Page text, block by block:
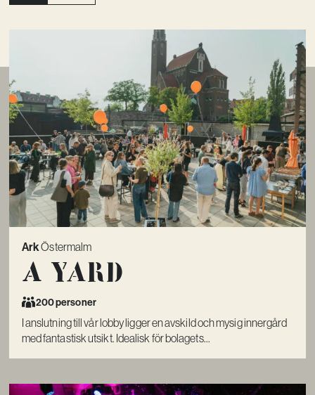
ArkÖstermalm
A Yard
200 personer
I anslutning till vår lobby ligger en avskild och mysig innergård
med fantastisk utsikt. Idealisk för bolagets...